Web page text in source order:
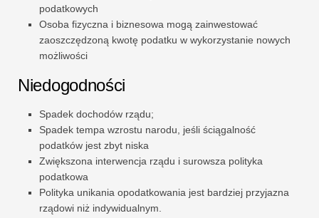
podatkowych
Osoba fizyczna i biznesowa mogą zainwestować
zaoszczędzoną kwotę podatku w wykorzystanie nowych
możliwości
Niedogodności
Spadek dochodów rządu;
Spadek tempa wzrostu narodu, jeśli ściągalność
podatków jest zbyt niska
Zwiększona interwencja rządu i surowsza polityka
podatkowa
Polityka unikania opodatkowania jest bardziej przyjazna
rządowi niż indywidualnym.